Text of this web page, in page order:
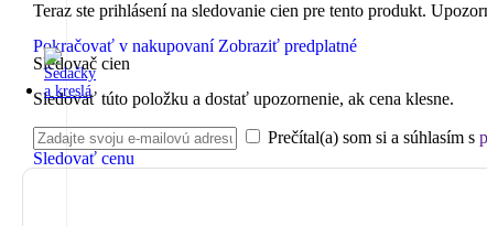
Teraz ste prihlásení na sledovanie cien pre tento produkt.
Pokračovať v nakupovaní Zobraziť predplatné
Sledovač cien
Sledovať túto položku a dostať upozornenie, ak cena klesne.
Prečítal(a) som si a súhlasím s
Sledovať cenu